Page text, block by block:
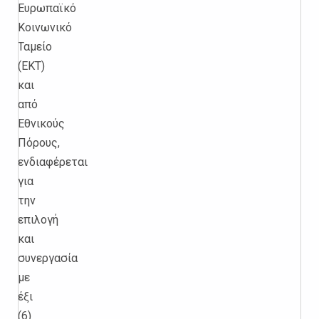
Ευρωπαϊκό
Κοινωνικό
Ταμείο
(ΕΚΤ)
και
από
Εθνικούς
Πόρους,
ενδιαφέρεται
για
την
επιλογή
και
συνεργασία
με
έξι
(6)